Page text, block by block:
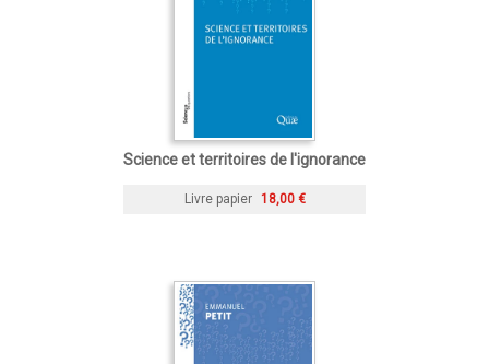
Science et territoires de l'ignorance
Livre papier 18,00 €